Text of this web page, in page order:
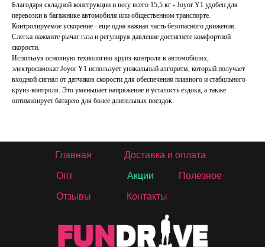
Благодаря складной конструкции и весу всего 15,5 кг - Joyor Y1 удобен для
перевозки в багажнике автомобиля или общественном транспорте.
Контролируемое ускорение - еще одна важная часть безопасного движения.
Слегка нажмите рычаг газа и регулируя давление достигнете комфортной
скорости.
Используя основную технологию круиз-контроля в автомобилях,
электросамокат Joyor Y1 использует уникальный алгоритм, который получает
входной сигнал от датчиков скорости для обеспечения плавного и стабильного
круиз-контроля. Это уменьшает напряжение и усталость ездока, а также
оптимизирует батарею для более длительных поездок.
Главная Доставка и оплата
Опт
Отзывы
Акции
Контакты
Полезное